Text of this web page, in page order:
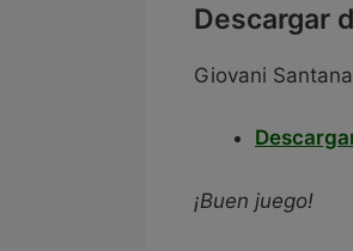
Descargar
Giovani
¡Buen juego!